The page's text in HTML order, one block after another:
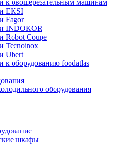
к овощерезательным машинам
EKSI
Fagor
INDOKOR
Robot Coupe
Tecnoinox
Ubert
к оборудованию foodatlas
оборудования
шкафы